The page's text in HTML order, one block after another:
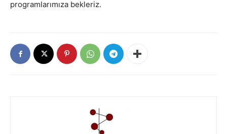
programlarımıza bekleriz.